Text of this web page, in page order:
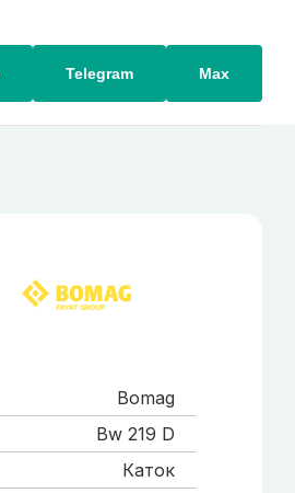
Telegram Max
Bomag
Bw 219 D
Каток